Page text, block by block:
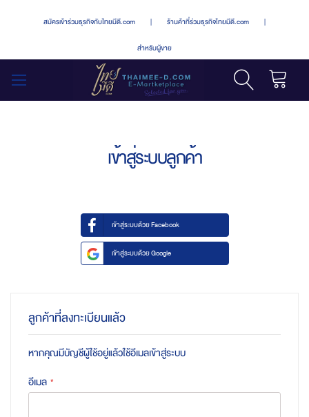
สมัครเข้าร่วมธุรกิจกับไทยมีดี.com | ร้านค้าที่ร่วมธุรกิจไทยมีดี.com |
สำหรับผู้ขาย
เข้าสู่ระบบลูกค้า
เข้าสู่ระบบด้วย Facebook
เข้าสู่ระบบด้วย Google
ลูกค้าที่ลงทะเบียนแล้ว
หากคุณมีบัญชีผู้ใช้อยู่แล้วใช้อีเมลเข้าสู่ระบบ
อีเมล